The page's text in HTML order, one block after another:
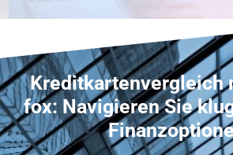
Kreditkartenvergleich
fox: Navigieren Sie